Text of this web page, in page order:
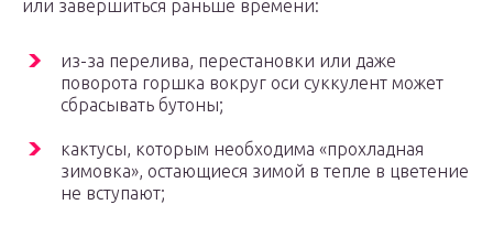
или завершиться раньше времени:
из-за перелива, перестановки или даже
поворота горшка вокруг оси суккулент может
сбрасывать бутоны;
кактусы, которым необходима «прохладная
зимовка», остающиеся зимой в тепле в цветение
не вступают;